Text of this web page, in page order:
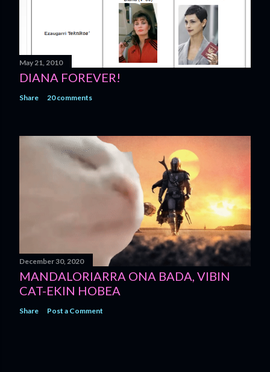
May 21, 2010
DIANA FOREVER!
Share 20 comments
December 30, 2020
MANDALORIARRA ONA BADA, VIBIN
CAT-EKIN HOBEA
Share Post a Comment